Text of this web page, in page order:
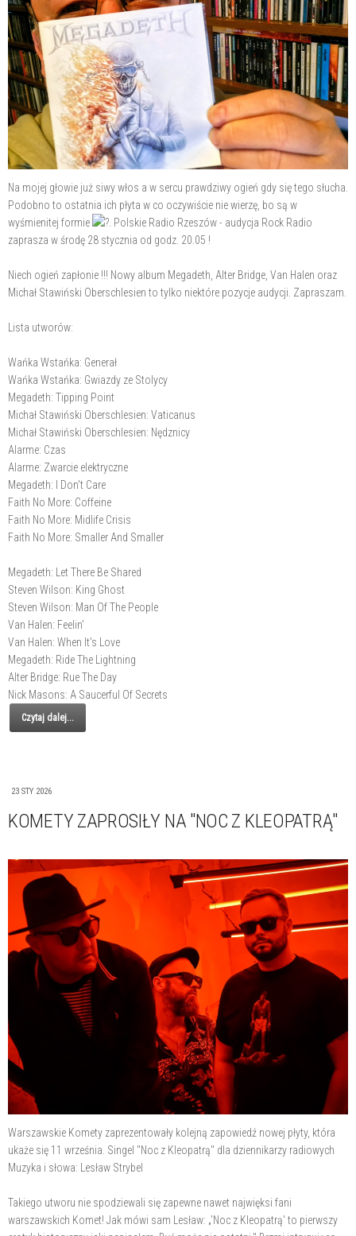
Na mojej głowie już siwy włos a w sercu prawdziwy ogień gdy się tego słucha.
Podobno to ostatnia ich płyta w co oczywiście nie wierzę, bo są w
wyśmienitej formie
. Polskie Radio Rzeszów - audycja Rock Radio
zaprasza w środę 28 stycznia od godz. 20.05 !
Niech ogień zapłonie !!! Nowy album Megadeth, Alter Bridge, Van Halen oraz
Michał Stawiński Oberschlesien to tylko niektóre pozycje audycji. Zapraszam.
Lista utworów:
Wańka Wstańka: Generał
Wańka Wstańka: Gwiazdy ze Stolycy
Megadeth: Tipping Point
Michał Stawiński Oberschlesien: Vaticanus
Michał Stawiński Oberschlesien: Nędznicy
Alarme: Czas
Alarme: Zwarcie elektryczne
Megadeth: I Don't Care
Faith No More: Coffeine
Faith No More: Midlife Crisis
Faith No More: Smaller And Smaller
Megadeth: Let There Be Shared
Steven Wilson: King Ghost
Steven Wilson: Man Of The People
Van Halen: Feelin'
Van Halen: When It's Love
Megadeth: Ride The Lightning
Alter Bridge: Rue The Day
Nick Masons: A Saucerful Of Secrets
Czytaj dalej...
23 STY 2026
KOMETY ZAPROSIŁY NA "NOC Z KLEOPATRĄ"
Warszawskie Komety zaprezentowały kolejną zapowiedź nowej płyty, która
ukaże się 11 września. Singel "Noc z Kleopatrą" dla dziennikarzy radiowych
Muzyka i słowa: Lesław Strybel
Takiego utworu nie spodziewali się zapewne nawet najwięksi fani
warszawskich Komet! Jak mówi sam Lesław: „'Noc z Kleopatrą' to pierwszy